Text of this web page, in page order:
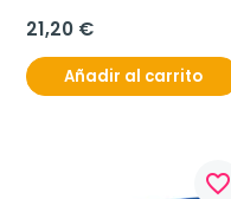
21,20 €
Añadir al carrito
favorite_border